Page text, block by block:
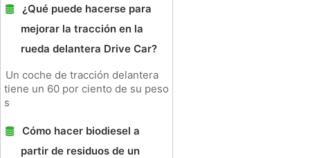
¿Qué puede hacerse para
mejorar la tracción en la
rueda delantera Drive Car?
Un coche de tracción delantera
tiene un 60 por ciento de su peso
s
Cómo hacer biodiesel a
partir de residuos de un